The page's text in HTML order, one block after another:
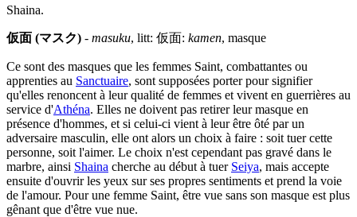
Shaina.
仮面 (マスク) - masuku, litt: 仮面: kamen, masque
Ce sont des masques que les femmes Saint, combattantes ou
apprenties au Sanctuaire, sont supposées porter pour signifier
qu'elles renoncent à leur qualité de femmes et vivent en guerrières au
service d'Athéna. Elles ne doivent pas retirer leur masque en
présence d'hommes, et si celui-ci vient à leur être ôté par un
adversaire masculin, elle ont alors un choix à faire : soit tuer cette
personne, soit l'aimer. Le choix n'est cependant pas gravé dans le
marbre, ainsi Shaina cherche au début à tuer Seiya, mais accepte
ensuite d'ouvrir les yeux sur ses propres sentiments et prend la voie
de l'amour. Pour une femme Saint, être vue sans son masque est plus
gênant que d'être vue nue.